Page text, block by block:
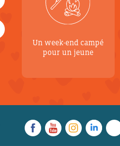
Un week-end campé
pour un jeune